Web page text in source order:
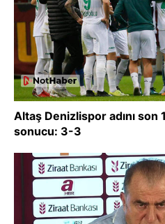
Altaş Denizlispor adını son
sonucu: 3-3